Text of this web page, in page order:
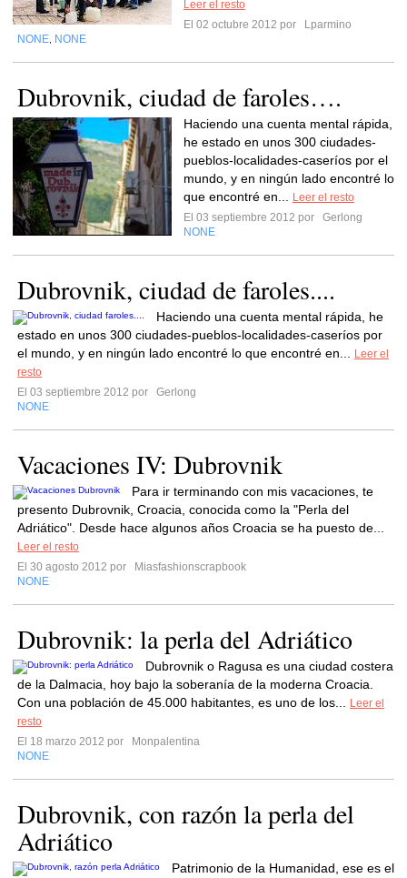
Leer el resto
El 02 octubre 2012 por
Lparmino
NONE NONE
Dubrovnik, ciudad de faroles….
Haciendo una cuenta mental rápida,
he estado en unos 300 ciudades-
pueblos-localidades-caseríos por el
mundo, y en ningún lado encontré lo
que encontré en...
Leer el resto
El 03 septiembre 2012 por
Gerlong
NONE
Dubrovnik, ciudad de faroles....
Haciendo una cuenta mental rápida, he
estado en unos 300 ciudades-pueblos-localidades-caseríos por
el mundo, y en ningún lado encontré lo que encontré en...
Leer el
resto
El 03 septiembre 2012 por
Gerlong
NONE
Vacaciones IV: Dubrovnik
Para ir terminando con mis vacaciones, te
presento Dubrovnik, Croacia, conocida como la "Perla del
Adriático". Desde hace algunos años Croacia se ha puesto de...
Leer el resto
El 30 agosto 2012 por
Miasfashionscrapbook
NONE
Dubrovnik: la perla del Adriático
Dubrovnik o Ragusa es una ciudad costera
de la Dalmacia, hoy bajo la soberanía de la moderna Croacia.
Con una población de 45.000 habitantes, es uno de los...
Leer el
resto
El 18 marzo 2012 por
Monpalentina
NONE
Dubrovnik, con razón la perla del
Adriático
Patrimonio de la Humanidad, ese es el